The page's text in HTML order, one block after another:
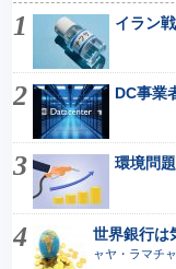
イラン
DC事業
環境問
世界銀行は
ャヤ・ラマチ